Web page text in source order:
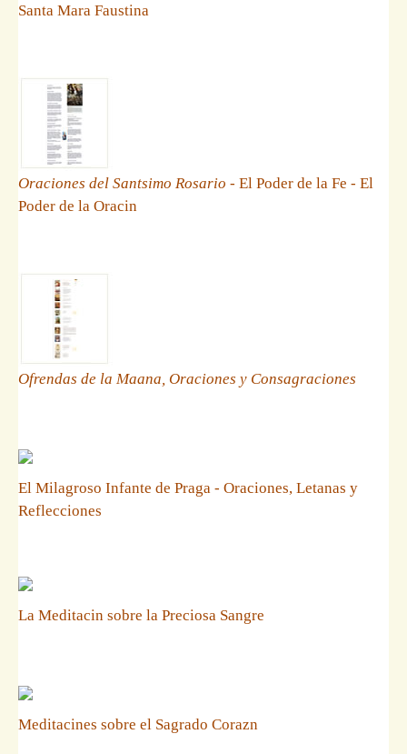
Santa Mara Faustina
Oraciones del Santsimo Rosario - El Poder de la Fe - El
Poder de la Oracin
Ofrendas de la Maana, Oraciones y Consagraciones
El Milagroso Infante de Praga - Oraciones, Letanas y
Reflecciones
La Meditacin sobre la Preciosa Sangre
Meditacines sobre el Sagrado Corazn